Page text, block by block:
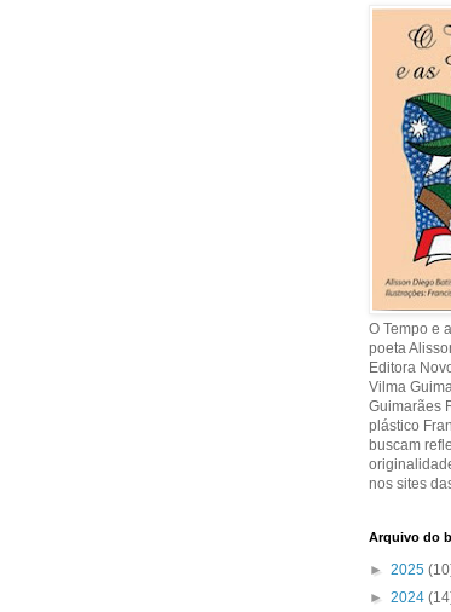
O Tempo e
poeta
Editora
Vilma
Guimarães
plástico
buscam
nos sites
Arquivo do
► 2025
► 2024